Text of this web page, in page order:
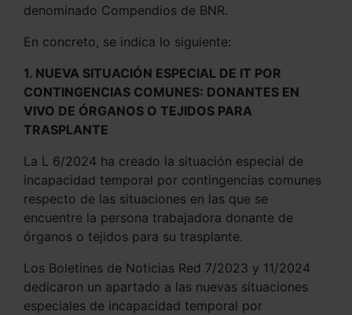
denominado Compendios de BNR.
En concreto, se indica lo siguiente:
1. NUEVA SITUACIÓN ESPECIAL DE IT POR
CONTINGENCIAS COMUNES: DONANTES EN
VIVO DE ÓRGANOS O TEJIDOS PARA
TRASPLANTE
La L 6/2024 ha creado la situación especial de
incapacidad temporal por contingencias comunes
respecto de las situaciones en las que se
encuentre la persona trabajadora donante de
órganos o tejidos para su trasplante.
Los Boletines de Noticias Red 7/2023 y 11/2024
dedicaron un apartado a las nuevas situaciones
especiales de incapacidad temporal por